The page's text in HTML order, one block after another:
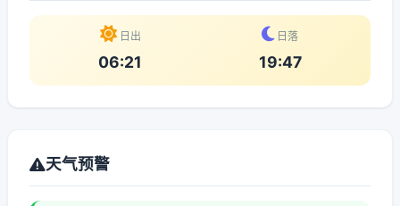
日出
06:21
日落
19:47
天气预警